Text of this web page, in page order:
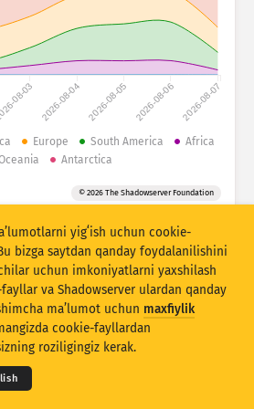
avtomatik yangilash
Asliga tiklash
Bu maʼlumotlar haqida
va honeypot hujumlar statistikasi
Birlashgan Fondi tomonidan birgalikda
08-03 2026-08-04 2026-08-05 2026-08-06 2026-08-07
Europe South America
Africa
Antarctica
© 2026 The Shadowserver Foundation
FOUNDATION
Biz bilan bogʻlanish Eʼtiroflar
yigʻish uchun cookie-
bizga saytdan qanday foydalanilishini
uchun imkoniyatlarni yaxshilash
va Shadowserver ulardan qanday
maʼlumot uchun maxfiylik
cookie-fayllardan
roziligingiz kerak.